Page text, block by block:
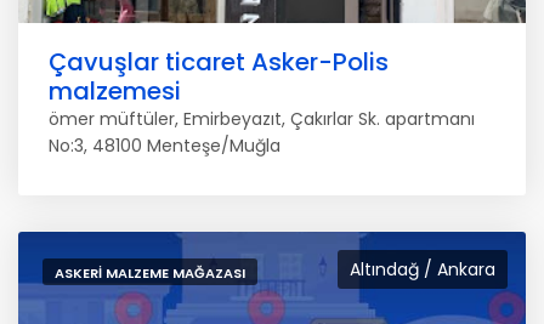
Çavuşlar ticaret Asker-Polis
malzemesi
ömer müftüler, Emirbeyazıt, Çakırlar Sk. apartmanı
No:3, 48100 Menteşe/Muğla
Altındağ / Ankara
ASKERI MALZEME MAĞAZASI